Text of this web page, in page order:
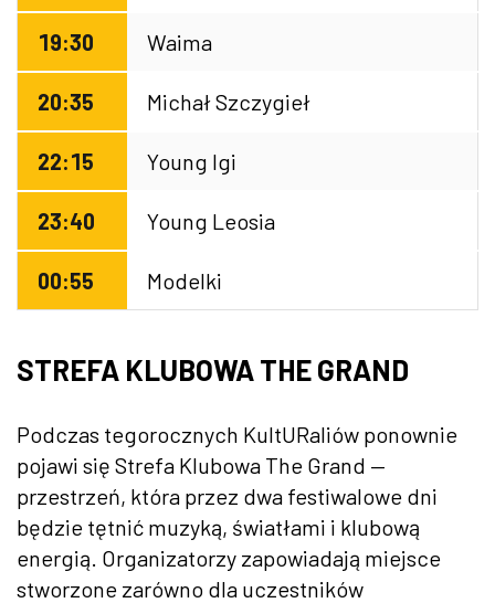
19:30 Waima
20:35 Michał Szczygieł
22:15 Young Igi
23:40 Young Leosia
00:55 Modelki
STREFA KLUBOWA THE GRAND
Podczas tegorocznych KultURaliów ponownie
pojawi się Strefa Klubowa The Grand —
przestrzeń, która przez dwa festiwalowe dni
będzie tętnić muzyką, światłami i klubową
energią. Organizatorzy zapowiadają miejsce
stworzone zarówno dla uczestników